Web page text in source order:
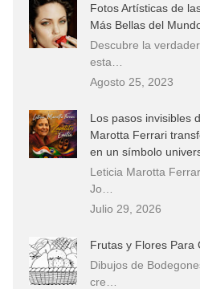
Fotos Artísticas de
Más Bellas del
Descubre la
esta…
Agosto 25, 2023
Los pasos invisibles
Marotta Ferrari
en un símbolo
Leticia Marotta
Jo…
Julio 29, 2026
Frutas y Flores Para
Dibujos de
cre…